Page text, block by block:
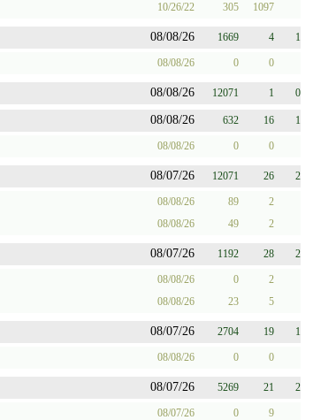
10/26/22 305 1097
08/08/26 1669 4 1
08/08/26 0 0
08/08/26 12071 1 0
08/08/26 632 16 1
08/08/26 0 0
08/07/26 12071 26 2
08/08/26 89 2
08/08/26 49 2
08/07/26 1192 28 2
08/08/26 0 2
08/08/26 23 5
08/07/26 2704 19 1
08/08/26 0 0
08/07/26 5269 21 2
08/07/26 0 9